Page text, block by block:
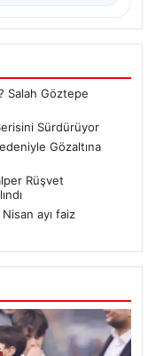
Salah Göztepe
Sürdürüyor
Gözaltına
Rüşvet
ayı faiz